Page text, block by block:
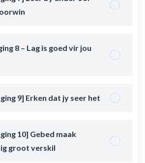
8 – Lag is goed vir jou
9] Erken dat jy seer het
10] Gebed maak
groot verskil